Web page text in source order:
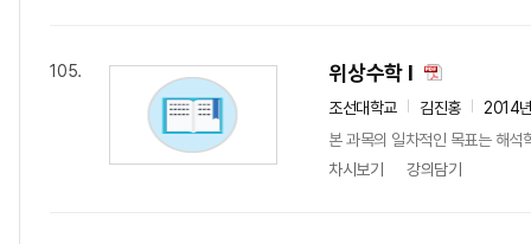
105. 위상수학 I
조선대학교 김진홍
2014
본 과목의 일차적인 목표는 해석
차시보기
강의담기